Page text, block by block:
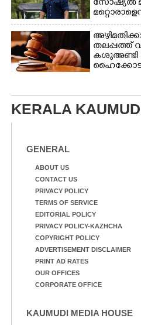
സാേഷ്യൽ
തലപ്പത്ത്
കശുഅണ്ടി
KERALA
GENERAL
ABOUT US
CONTACT US
PRIVACY POLICY
TERMS OF SERVICE
EDITORIAL POLICY
PRIVACY POLICY-KAZHCHA
COPYRIGHT POLICY
ADVERTISEMENT DISCLAIMER
PRINT AD RATES
OUR OFFICES
CORPORATE OFFICE
KAUMUDI MEDIA HOUSE